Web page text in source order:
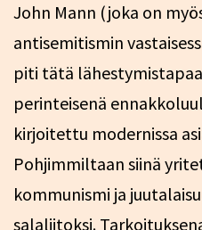
John Mann (joka on
antisemitismin
piti tätä
perinteisenä
kirjoitettu modernissa
Pohjimmiltaan siinä
kommunismi ja
salaliitoksi.